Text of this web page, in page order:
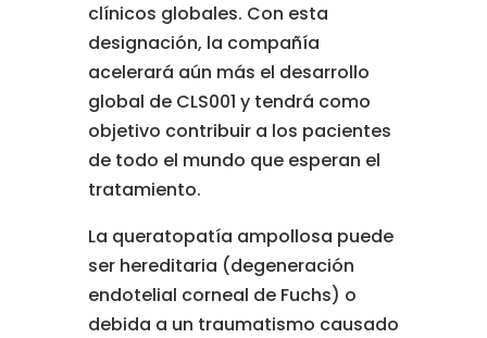
clínicos globales. Con esta
designación, la compañía
acelerará aún más el desarrollo
global de CLS001 y tendrá como
objetivo contribuir a los pacientes
de todo el mundo que esperan el
tratamiento.
La queratopatía ampollosa puede
ser hereditaria (degeneración
endotelial corneal de Fuchs) o
debida a un traumatismo causado